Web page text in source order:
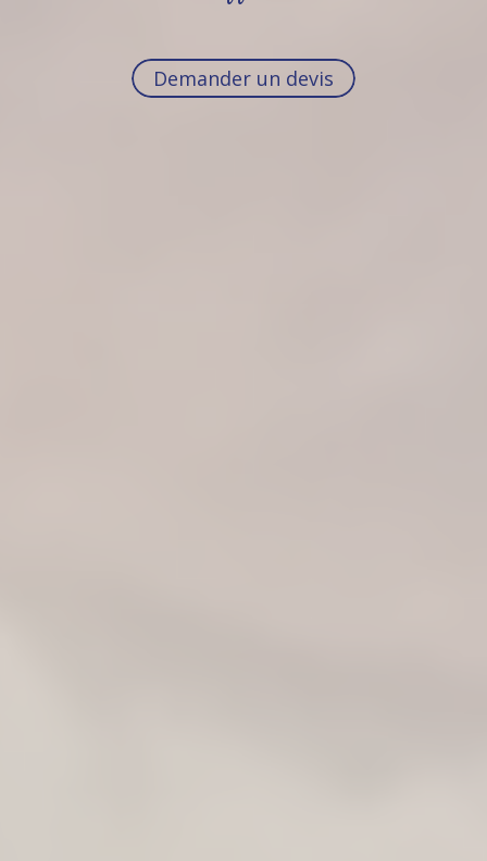
Demander un devis